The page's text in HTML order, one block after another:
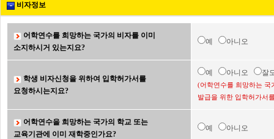
비자정보
어학연수를 희망하는 국가의 비자를 이미
소지하시거 있는지요?
예 아니오
학생 비자신청을 위하여 입학허가서를
요청하시는지요?
예 아니오 잘
(어학연수를 희망하는 국
발급을 위한 입학허가서
어학연수을 희망하는 국가의 학교 또는
교육기관에 이미 재학중인가요?
예 아니오